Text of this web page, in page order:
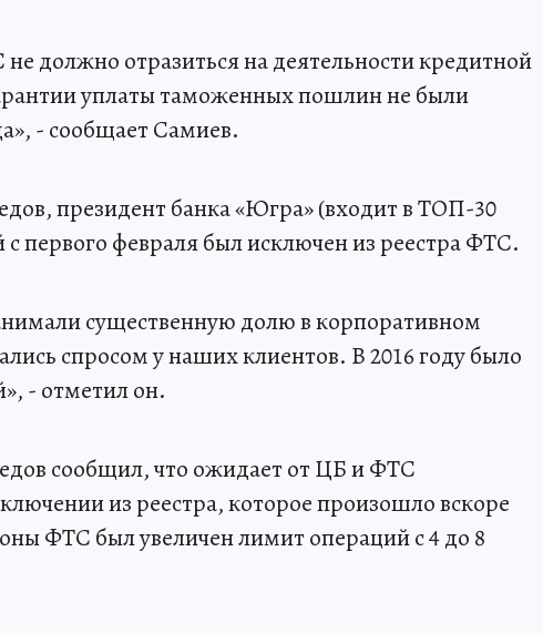
должно отразиться на деятельности кредитной
уплаты таможенных пошлин не были
- сообщает Самиев.
президент банка «Югра» (входит в ТОП-30
первого февраля был исключен из реестра ФТС.
существенную долю в корпоративном
спросом у наших клиентов. В 2016 году было
- отметил он.
сообщил, что ожидает от ЦБ и ФТС
из реестра, которое произошло вскоре
ФТС был увеличен лимит операций с 4 до 8